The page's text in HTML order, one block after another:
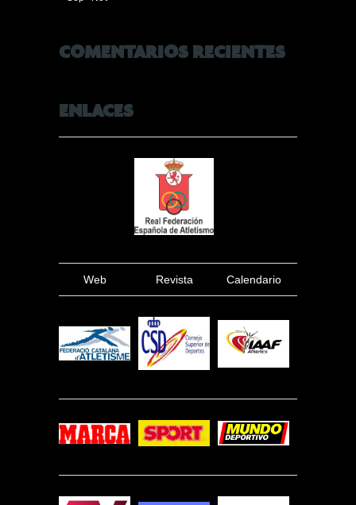
COMENTARIOS RECIENTES
ENLACES
Web Revista Calendario